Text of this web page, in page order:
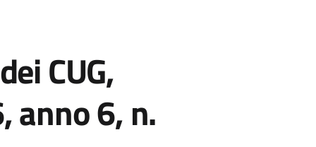
CUG,
anno 6, n.